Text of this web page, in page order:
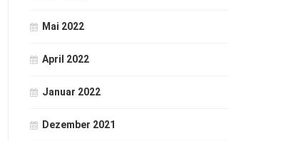
Mai 2022
April 2022
Januar 2022
Dezember 2021